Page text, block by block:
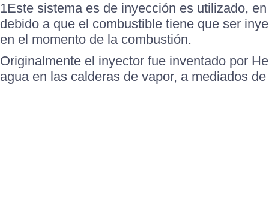
1Este sistema es de inyección es utilizado,
debido a que el combustible tiene que ser
en el momento de la combustión.
Originalmente el inyector fue inventado por
agua en las calderas de vapor, a mediados